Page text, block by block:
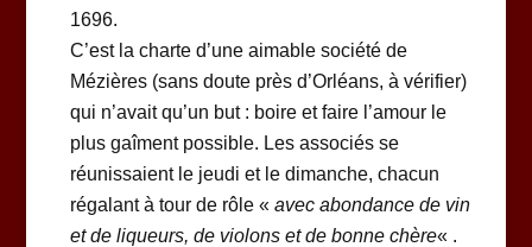
1696.
C’est la charte d’une aimable société de
Mézières (sans doute près d’Orléans, à vérifier)
qui n’avait qu’un but : boire et faire l’amour le
plus gaîment possible. Les associés se
réunissaient le jeudi et le dimanche, chacun
régalant à tour de rôle « avec abondance de vin
et de liqueurs, de violons et de bonne chère« .